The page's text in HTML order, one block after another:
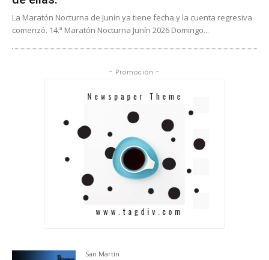
La Maratón Nocturna de Junín ya tiene fecha y la cuenta regresiva
comenzó. 14.ª Maratón Nocturna Junín 2026 Domingo...
- Promoción -
San Martín